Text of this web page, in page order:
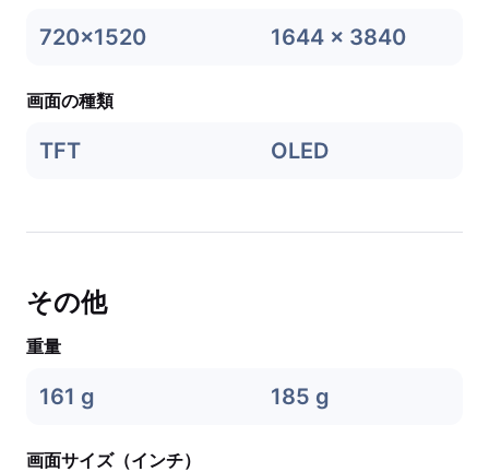
720x1520 1644 x 3840
画面の種類
TFT OLED
その他
重量
161 g 185 g
画面サイズ（インチ）